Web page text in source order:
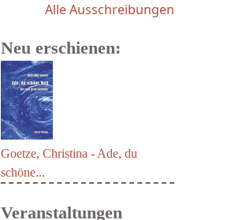
Alle Ausschreibungen
Neu erschienen:
Goetze, Christina - Ade, du
schöne...
Veranstaltungen